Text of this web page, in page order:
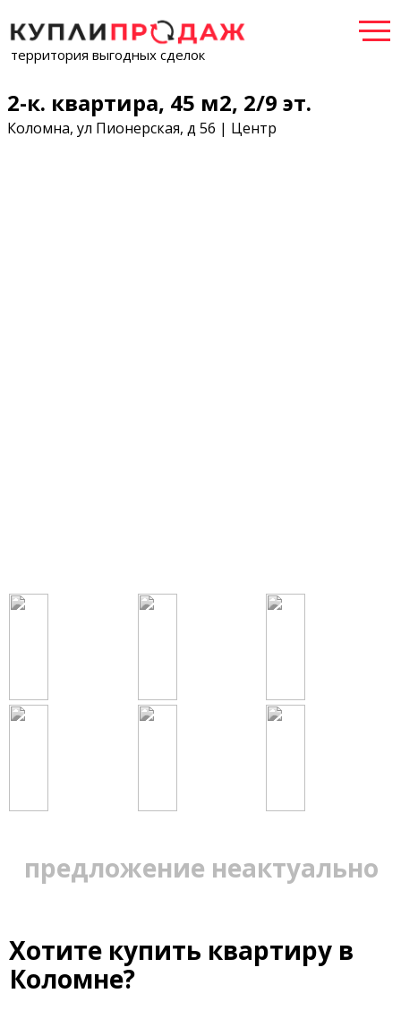
территория выгодных сделок
2-к. квартира, 45 м2, 2/9 эт.
Коломна, ул Пионерская, д 56 | Центр
предложение неактуально
Хотите купить квартиру в
Коломне?